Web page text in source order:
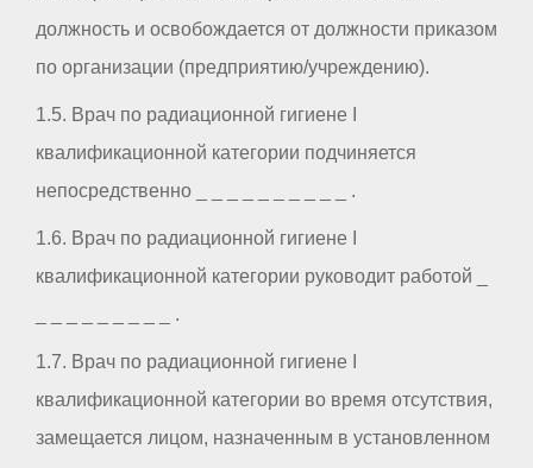
должность и освобождается от должности приказом
по организации (предприятию/учреждению).
1.5. Врач по радиационной гигиене I
квалификационной категории подчиняется
непосредственно _ _ _ _ _ _ _ _ _ _ .
1.6. Врач по радиационной гигиене I
квалификационной категории руководит работой _
_ _ _ _ _ _ _ _ _ .
1.7. Врач по радиационной гигиене I
квалификационной категории во время отсутствия,
замещается лицом, назначенным в установленном